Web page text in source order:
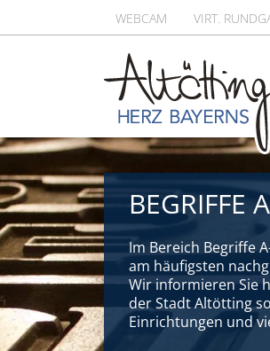
WEBCAM VIRT.
BEGRIFFE
Im Bereich Begriffe
am häufigsten
Wir informieren Sie
der Stadt Altötting
Einrichtungen und